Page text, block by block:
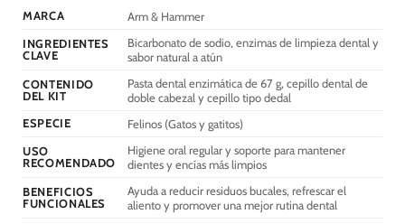
pueden
elegir
página
producto
MARCA
Arm & Hammer
INGREDIENTES
CLAVE
Bicarbonato de sodio, enzimas de limpieza dental y
sabor natural a atún
CONTENIDO
DEL KIT
Pasta dental enzimática de 67 g, cepillo dental de
doble cabezal y cepillo tipo dedal
ESPECIE
Felinos (Gatos y gatitos)
USO
RECOMENDADO
Higiene oral regular y soporte para mantener
dientes y encías más limpios
BENEFICIOS
FUNCIONALES
Ayuda a reducir residuos bucales, refrescar el
aliento y promover una mejor rutina dental